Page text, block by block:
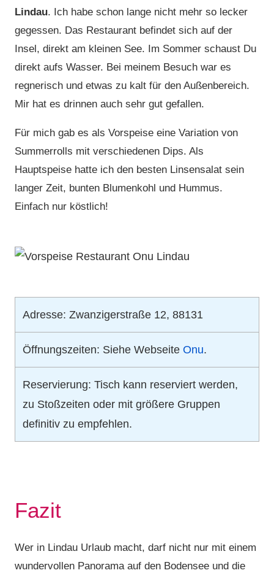
Lindau. Ich habe schon lange nicht mehr so lecker
gegessen. Das Restaurant befindet sich auf der
Insel, direkt am kleinen See. Im Sommer schaust Du
direkt aufs Wasser. Bei meinem Besuch war es
regnerisch und etwas zu kalt für den Außenbereich.
Mir hat es drinnen auch sehr gut gefallen.
Für mich gab es als Vorspeise eine Variation von
Summerrolls mit verschiedenen Dips. Als
Hauptspeise hatte ich den besten Linsensalat sein
langer Zeit, bunten Blumenkohl und Hummus.
Einfach nur köstlich!
Adresse: Zwanzigerstraße 12, 88131
Öffnungszeiten: Siehe Webseite Onu.
Reservierung: Tisch kann reserviert werden,
zu Stoßzeiten oder mit größere Gruppen
definitiv zu empfehlen.
Fazit
Wer in Lindau Urlaub macht, darf nicht nur mit einem
wundervollen Panorama auf den Bodensee und die